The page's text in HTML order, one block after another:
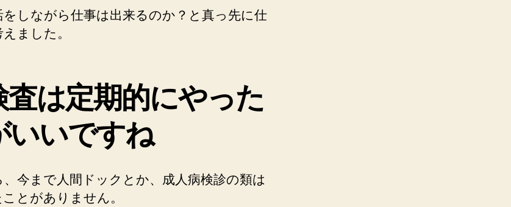
しながら仕事は出来るのか？と真っ先に仕
ました。
査は定期的にやった
いいですね
今まで人間ドックとか、成人病検診の類は
とがありません。